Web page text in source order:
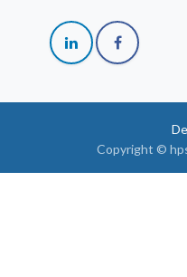
Copyright ©